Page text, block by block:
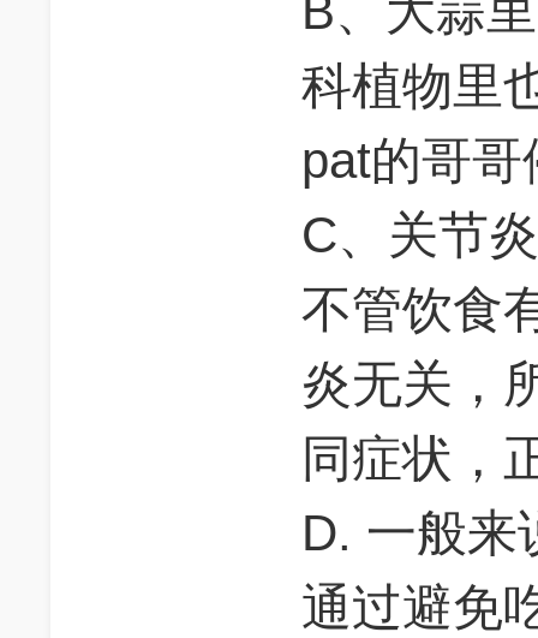
B、大蒜
科植物里
pat的哥
C、关节
不管饮食
炎无关，
同症状，
D. 一般来
通过避免